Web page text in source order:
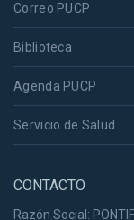
Correo PUCP
Biblioteca
Agenda PUCP
Servicio de Salud
CONTACTO
Razón Social: